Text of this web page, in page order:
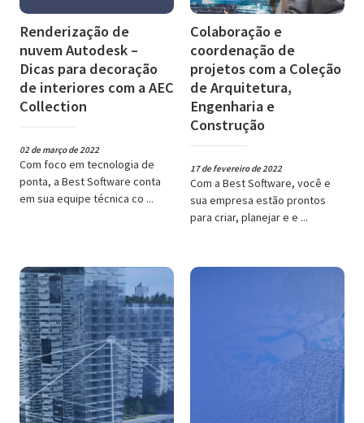
Renderização de
nuvem Autodesk –
Dicas para decoração
de interiores com a AEC
Collection
02 de março de 2022
Com foco em tecnologia de
ponta, a Best Software conta
em sua equipe técnica co ...
Colaboração e
coordenação de
projetos com a Coleção
de Arquitetura,
Engenharia e
Construção
17 de fevereiro de 2022
Com a Best Software, você e
sua empresa estão prontos
para criar, planejar e e ...